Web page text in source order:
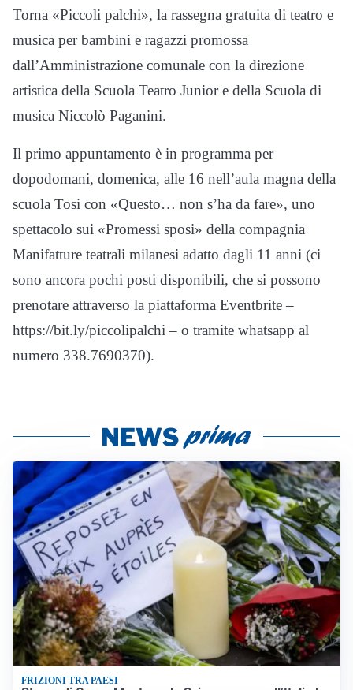
Torna «Piccoli palchi», la rassegna gratuita di teatro e
musica per bambini e ragazzi promossa
dall’Amministrazione comunale con la direzione
artistica della Scuola Teatro Junior e della Scuola di
musica Niccolò Paganini.
Il primo appuntamento è in programma per
dopodomani, domenica, alle 16 nell’aula magna della
scuola Tosi con «Questo… non s’ha da fare», uno
spettacolo sui «Promessi sposi» della compagnia
Manifatture teatrali milanesi adatto dagli 11 anni (ci
sono ancora pochi posti disponibili, che si possono
prenotare attraverso la piattaforma Eventbrite –
https://bit.ly/piccolipalchi – o tramite whatsapp al
numero 338.7690370).
FRIZIONI TRA PAESI